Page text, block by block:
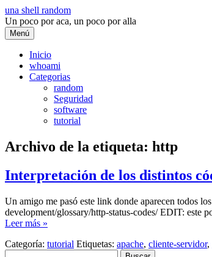
Saltar
al
contenido
una shell random
Un poco por aca, un poco por alla
Menú
Inicio
whoami
Categorias
random
Seguridad
software
tutorial
Archivo de la etiqueta: http
Interpretación de los distintos
Un amigo me pasó este link donde aparecen todos
development/glossary/http-status-codes/ EDIT: este
Leer más »
Categoría: tutorial Etiquetas: apache, cliente-servidor,